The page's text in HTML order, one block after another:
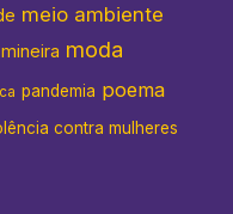
meio ambiente
moda
pandemia poema
contra mulheres